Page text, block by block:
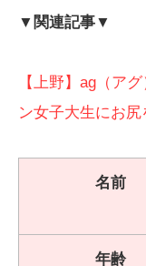
▼関連記事▼
【上野】ag（ア
ン女子大生にお
名前
年齢